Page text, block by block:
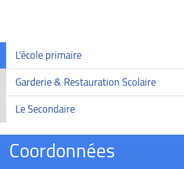
L'école primaire
Garderie & Restauration Scolaire
Le Secondaire
Coordonnées